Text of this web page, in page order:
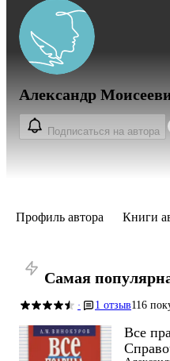
Александр
Подписаться на автора
Профиль автора Книги
Самая
· 1 отзыв116
Все